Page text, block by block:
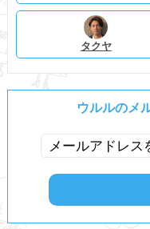
タクヤ
ウルルのメ